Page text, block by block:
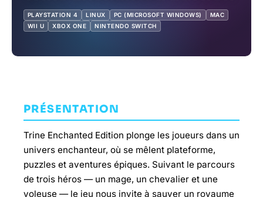
PLAYSTATION 4 LINUX PC (MICROSOFT WINDOWS)
MAC
WII U
XBOX ONE NINTENDO SWITCH
PRÉSENTATION
Trine Enchanted Edition plonge les joueurs dans un
univers enchanteur, où se mêlent plateforme,
puzzles et aventures épiques. Suivant le parcours
de trois héros — un mage, un chevalier et une
voleuse — le jeu nous invite à sauver un royaume